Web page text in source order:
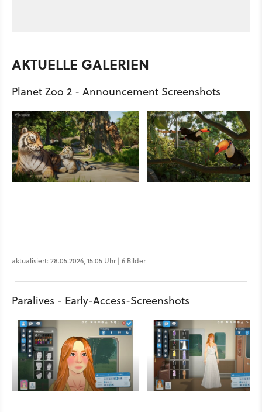
AKTUELLE GALERIEN
Planet Zoo 2 - Announcement Screenshots
aktualisiert: 28.05.2026, 15:05 Uhr | 6 Bilder
Paralives - Early-Access-Screenshots